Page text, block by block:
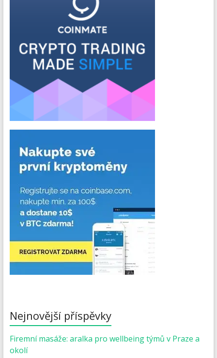
Nejnovější příspěvky
Firemní masáže: aralka pro wellbeing týmů v Praze a
okolí